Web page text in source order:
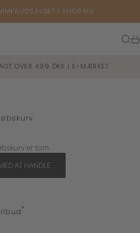
| SHOP NU
Søg
OVER 499 DKK | E-MÆRKET
er tom
AT HANDLE